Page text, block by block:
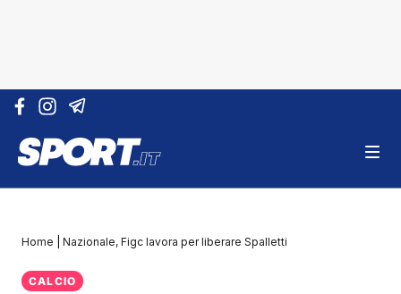
Vai al contenuto
Home Nazionale, Figc lavora per liberare Spalletti
CALCIO